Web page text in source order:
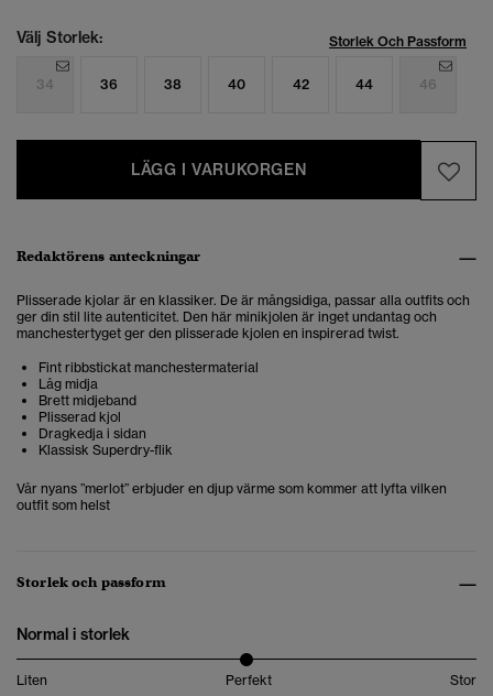
Välj Storlek: Storlek Och Passform
34 36 38 40 42 44 46
LÄGG I VARUKORGEN
Redaktörens anteckningar
Plisserade kjolar är en klassiker. De är mångsidiga, passar alla outfits och
ger din stil lite autenticitet. Den här minikjolen är inget undantag och
manchestertyget ger den plisserade kjolen en inspirerad twist.
Fint ribbstickat manchestermaterial
Låg midja
Brett midjeband
Plisserad kjol
Dragkedja i sidan
Klassisk Superdry-flik
Vår nyans ”merlot” erbjuder en djup värme som kommer att lyfta vilken
outfit som helst
Storlek och passform
Normal i storlek
Liten Perfekt Stor